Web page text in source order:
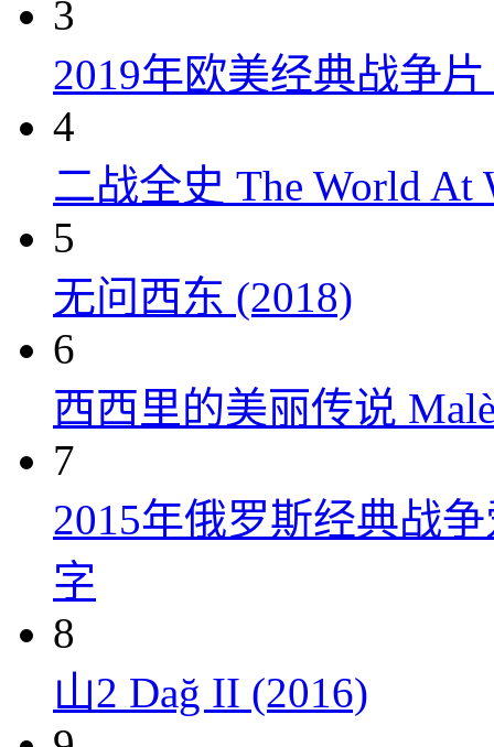
3
2019年欧美经典战争
4
二战全史 The World At
5
无问西东 (2018)
6
西西里的美丽传说
7
2015年俄罗斯经典战
字
8
山2 Dağ II (2016)